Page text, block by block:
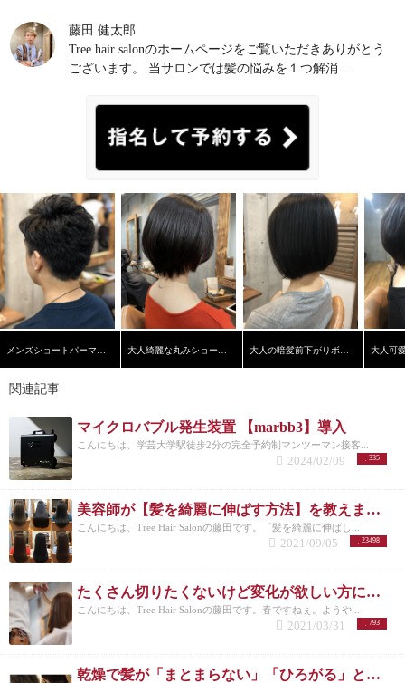
藤田 健太郎
Tree hair salonのホームページをご覧いただきありがとう
ございます。 当サロンでは髪の悩みを１つ解消...
大人の暗髪前下がりボブ【学芸大学】【髪質改善】
関連記事
マイクロバブル発生装置 【marbb3】導入
こんにちは、学芸大学駅徒歩2分の完全予約制マンツーマン接客...
335
2024/02/09
美容師が【髪を綺麗に伸ばす方法】を教えます！
こんにちは、Tree Hair Salonの藤田です。「髪を綺麗に伸ばし...
23498
2021/09/05
たくさん切りたくないけど変化が欲しい方にオススメのコレ
こんにちは、Tree Hair Salonの藤田です。春ですねぇ。ようや...
793
2021/03/31
乾燥で髪が「まとまらない」「ひろがる」という方にオススメの対策